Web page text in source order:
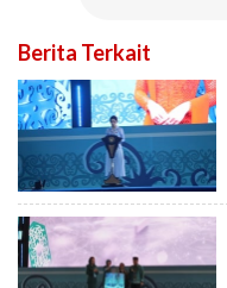
Berita Terkait